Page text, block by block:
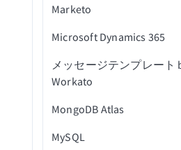
（batch）
リストに連絡先を追
ッチ）
ワークフローに連絡
アルタイム）
新規/更新済み課題（
タイム）
新規/更新済みワーク
（リアルタイム）
課題が更新済み
課題を取得
課題コメントを取得
課題スキーマを取得
ユーザー詳細を取得
割り当て可能なユー
オブジェクトの作成
オブジェクトの削除
IDでオブジェクトを
ID別にオブジェクト
表示
新規リード獲得フォ
アクション
IDでリード獲得フォ
リード獲得フォーム
トリガー
キャンペーンが作成
キャンペーンが開封
した
アクション
サブスクライバーを
加
サブスクライバーア
コネクション設定
アクション
オブジェクトにマッ
Marketo
コネクション設定
セルフサービスフロー
プ
トリガー
新規リードをエクス
アクション
Microsoft Dynamics 365
コネクション設定
削除済みオブジェクト
アクション
メッセージテンプレート
Workato
MongoDB Atlas
コネクション設定
MySQL